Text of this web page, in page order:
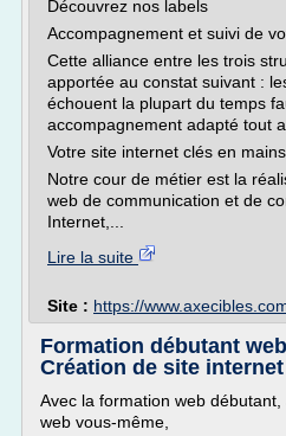
Découvrez nos labels
Accompagnement et suivi de
Cette alliance entre les trois
apportée au constat suivant :
échouent la plupart du temps
accompagnement adapté tout
Votre site internet clés en
Notre cour de métier est la
web de communication et de
Internet,...
Lire la suite
Site : https://
Formation débutant
Création de site internet
Avec la formation web
web vous-même,